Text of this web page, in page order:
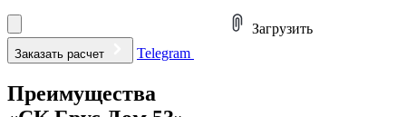
Загрузить
Заказать расчет Telegram
Преимущества